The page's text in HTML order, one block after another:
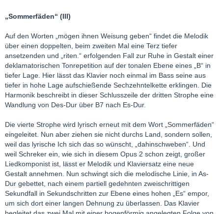
„Sommerfäden“ (III)
Auf den Worten „mögen ihnen Weisung geben“ findet die Melodik
über einen doppelten, beim zweiten Mal eine Terz tiefer
ansetzenden und „riten.“ erfolgenden Fall zur Ruhe in Gestalt einer
deklamatorischen Tonrepetition auf der tonalen Ebene eines „B“ in
tiefer Lage. Hier lässt das Klavier noch einmal im Bass seine aus
tiefer in hohe Lage aufschießende Sechzehntelkette erklingen. Die
Harmonik beschreibt in dieser Schlusszeile der dritten Strophe eine
Wandlung von Des-Dur über B7 nach Es-Dur.
Die vierte Strophe wird lyrisch erneut mit dem Wort „Sommerfäden“
eingeleitet. Nun aber ziehen sie nicht durchs Land, sondern sollen,
weil das lyrische Ich sich das so wünscht, „dahinschweben“. Und
weil Schreker ein, wie sich in diesem Opus 2 schon zeigt, großer
Liedkomponist ist, lässt er Melodik und Klaviersatz eine neue
Gestalt annehmen. Nun schwingt sich die melodische Linie, in As-
Dur gebettet, nach einem partiell gedehnten zweischrittigen
Sekundfall in Sekundschritten zur Ebene eines hohen „Es“ empor,
um sich dort einer langen Dehnung zu überlassen. Das Klavier